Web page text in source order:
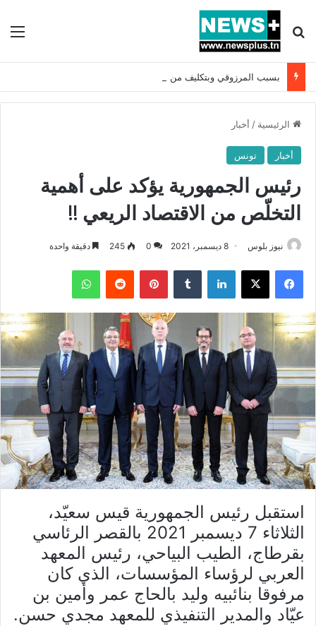
بحث عن
الرئيسية / أخبار
أخبار تونس
رئيس الجمهورية يؤكد على أهمية
التخلّص من الاقتصاد الريعي !!
نيوز بلوس 8 ديسمبر، 2021 0
245 دقيقة واحدة
فيسبوك X لينكدإن بينتيريست واتساب
استقبل رئيس الجمهورية قيس سعيّد،
الثلاثاء 7 ديسمبر 2021 بالقصر الرئاسي
بقرطاج، الطيب البياحي، رئيس المعهد
العربي لرؤساء المؤسسات، الذي كان
مرفوقا بنائبيه وليد بالحاج عمر وأمين بن
عيّاد والمدير التنفيذي للمعهد مجدي حسن.